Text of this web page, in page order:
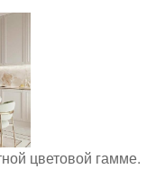
цветовой гамме.